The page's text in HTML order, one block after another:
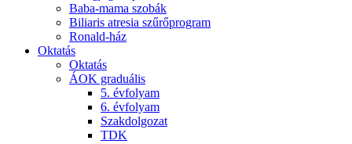
Baba-mama szobák
Biliaris atresia szűrőprogram
Ronald-ház
Oktatás
Oktatás
ÁOK graduális
5. évfolyam
6. évfolyam
Szakdolgozat
TDK